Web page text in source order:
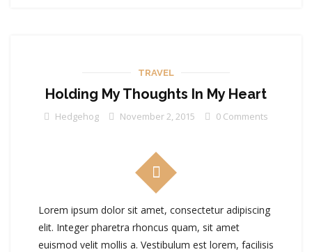
TRAVEL
Holding My Thoughts In My Heart
Hedgehog November 2, 2015 0 Comments
Lorem ipsum dolor sit amet, consectetur adipiscing
elit. Integer pharetra rhoncus quam, sit amet
euismod velit mollis a. Vestibulum est lorem, facilisis